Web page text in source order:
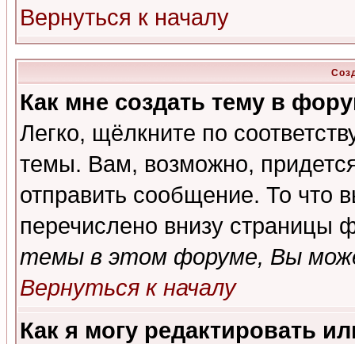
Вернуться к началу
Как мне создать тему в
Легко, щёлкните по
темы. Вам, возможно,
отправить сообщение. То что
перечислено внизу страницы
темы в этом форуме, Вы
Вернуться к началу
Как я могу редактировать